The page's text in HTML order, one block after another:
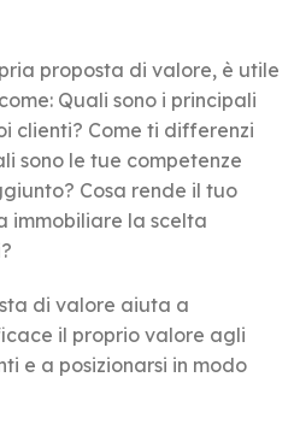
proposta di valore, è utile
Quali sono i principali
clienti? Come ti differenzi
sono le tue competenze
Cosa rende il tuo
immobiliare la scelta
di valore aiuta a
il proprio valore agli
e a posizionarsi in modo